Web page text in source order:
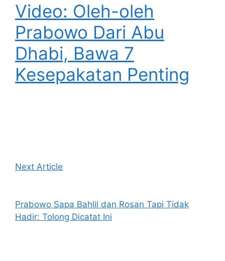
Video: Oleh-oleh
Prabowo Dari Abu
Dhabi, Bawa 7
Kesepakatan Penting
Next Article
Prabowo Sapa Bahlil dan Rosan Tapi Tidak
Hadir: Tolong Dicatat Ini